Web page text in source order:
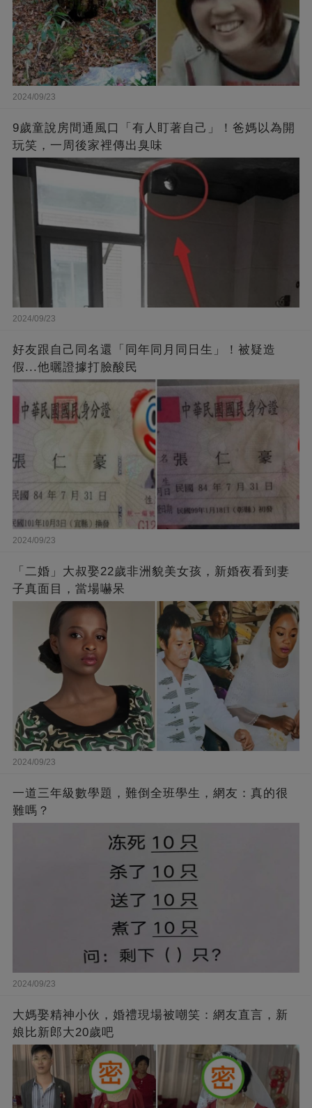
2024/09/23
9歲童說房間通風口「有人盯著自己」！爸媽以為開
玩笑，一周後家裡傳出臭味
2024/09/23
好友跟自己同名還「同年同月同日生」！被疑造
假...他曬證據打臉酸民
2024/09/23
「二婚」大叔娶22歲非洲貌美女孩，新婚夜看到妻
子真面目，當場嚇呆
2024/09/23
一道三年級數學題，難倒全班學生，網友：真的很
難嗎？
2024/09/23
大媽娶精神小伙，婚禮現場被嘲笑：網友直言，新
娘比新郎大20歲吧